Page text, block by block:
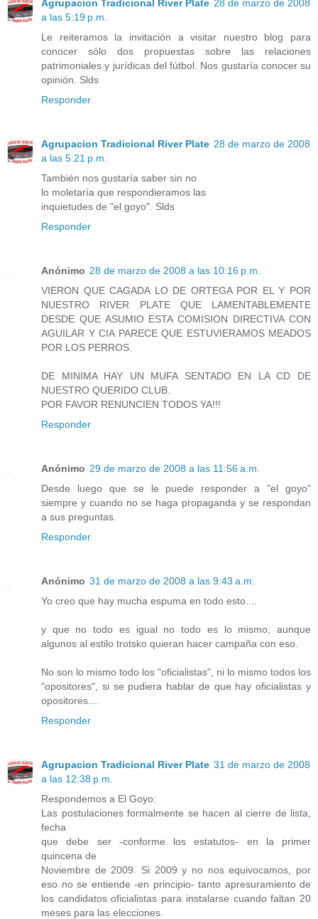
Agrupacion Tradicional River Plate 28 de marzo de 2008
a las 5:19 p.m.
Le reiteramos la invitación a visitar nuestro blog para
conocer sólo dos propuestas sobre las relaciones
patrimoniales y jurídicas del fútbol. Nos gustaría conocer su
opinión. Slds
Responder
Agrupacion Tradicional River Plate 28 de marzo de 2008
a las 5:21 p.m.
También nos gustaría saber sin no
lo moletaría que respondieramos las
inquietudes de "el goyo". Slds
Responder
Anónimo 28 de marzo de 2008 a las 10:16 p.m.
VIERON QUE CAGADA LO DE ORTEGA POR EL Y POR
NUESTRO RIVER PLATE QUE LAMENTABLEMENTE
DESDE QUE ASUMIO ESTA COMISION DIRECTIVA CON
AGUILAR Y CIA PARECE QUE ESTUVIERAMOS MEADOS
POR LOS PERROS.
DE MINIMA HAY UN MUFA SENTADO EN LA CD DE
NUESTRO QUERIDO CLUB.
POR FAVOR RENUNCIEN TODOS YA!!!
Responder
Anónimo 29 de marzo de 2008 a las 11:56 a.m.
Desde luego que se le puede responder a "el goyo"
siempre y cuando no se haga propaganda y se respondan
a sus preguntas.
Responder
Anónimo 31 de marzo de 2008 a las 9:43 a.m.
Yo creo que hay mucha espuma en todo esto....
y que no todo es igual no todo es lo mismo, aunque
algunos al estilo trotsko quieran hacer campaña con eso.
No son lo mismo todo los "oficialistas", ni lo mismo todos los
"opositores", si se pudiera hablar de que hay oficialistas y
opositores....
Responder
Agrupacion Tradicional River Plate 31 de marzo de 2008
a las 12:38 p.m.
Respondemos a El Goyo:
Las postulaciones formalmente se hacen al cierre de lista,
fecha
que debe ser -conforme los estatutos- en la primer
quincena de
Noviembre de 2009. Si 2009 y no nos equivocamos, por
eso no se entiende -en principio- tanto apresuramiento de
los candidatos oficialistas para instalarse cuando faltan 20
meses para las elecciones.